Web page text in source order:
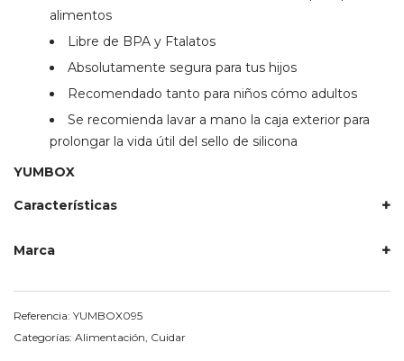
alimentos
Libre de BPA y Ftalatos
Absolutamente segura para tus hijos
Recomendado tanto para niños cómo adultos
Se recomienda lavar a mano la caja exterior para
prolongar la vida útil del sello de silicona
YUMBOX
Características
Marca
Referencia: YUMBOX095
Categorías: Alimentación Cuidar